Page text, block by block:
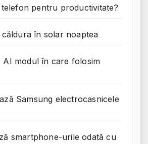
pentru productivitate?
în solar noaptea
AI modul în care folosim
Samsung electrocasnicele
smartphone-urile odată cu